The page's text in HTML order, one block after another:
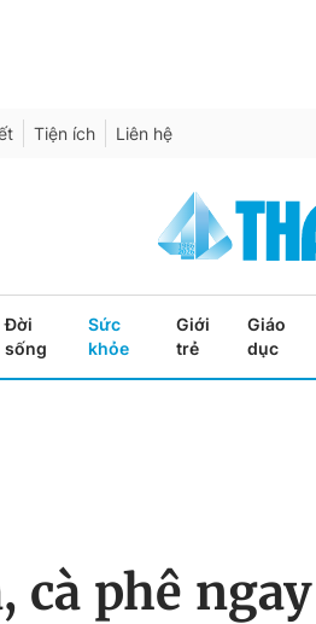
Tiện ích Liên hệ
Đời
sống
Sức
khỏe
Giới
trẻ
Giáo
dục
cà phê